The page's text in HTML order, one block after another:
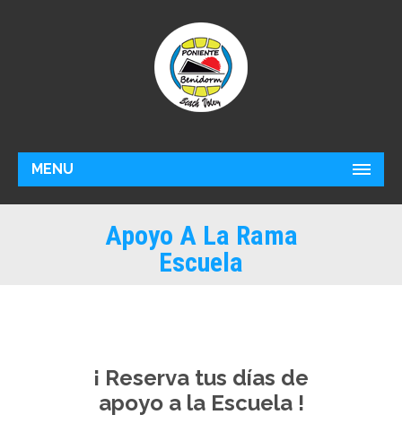
MENU
Apoyo A La Rama
Escuela
¡ Reserva tus días de
apoyo a la Escuela !